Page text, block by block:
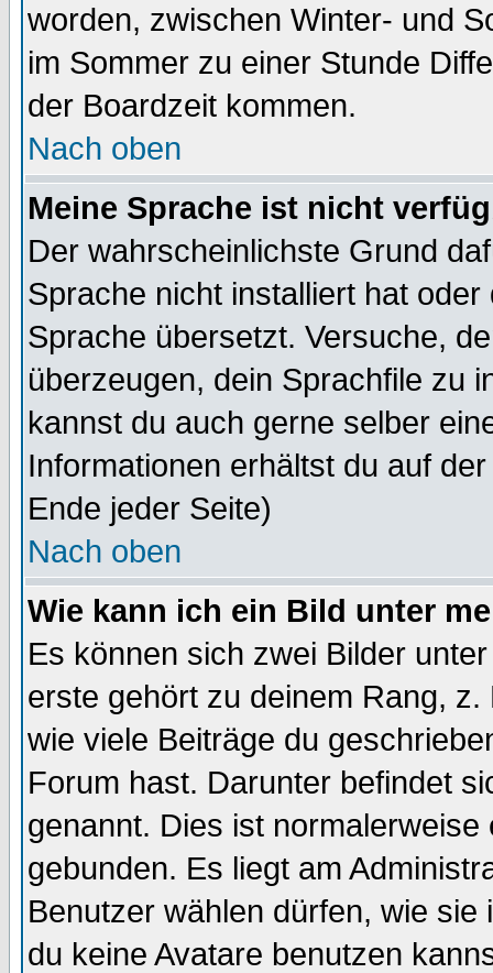
worden, zwischen Winter- und
im Sommer zu einer Stunde
der Boardzeit kommen.
Nach oben
Meine Sprache ist nicht
Der wahrscheinlichste Grund
Sprache nicht installiert hat
Sprache übersetzt. Versuche,
überzeugen, dein Sprachfile zu
kannst du auch gerne selber
Informationen erhältst du auf
Ende jeder Seite)
Nach oben
Wie kann ich ein Bild unter
Es können sich zwei Bilder
erste gehört zu deinem Rang,
wie viele Beiträge du
Forum hast. Darunter befindet
genannt. Dies ist
gebunden. Es liegt am
Benutzer wählen dürfen, wie
du keine Avatare benutzen